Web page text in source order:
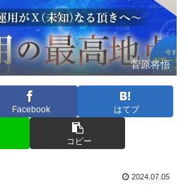
菅原将悟
Facebook はてブ
コピー
2024.07.05